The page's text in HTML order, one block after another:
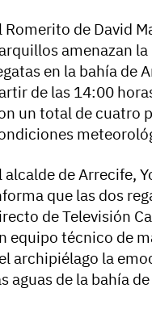
Romerito de David
amenazan
en la bahía de
de las 14:00
un total de cuatro
alcalde de Arrecife,
que las dos
de Televisión
equipo técnico de
archipiélago la
aguas de la bahía